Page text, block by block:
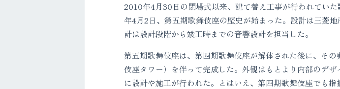
2010年4月30日の閉場式以来、建て替え工事が行われてい
年4月2日、第五期歌舞伎座の歴史が始まった。設計は三菱
計は設計段階から竣工時までの音響設計を担当した。
第五期歌舞伎座は、第四期歌舞伎座が解体された後に、そ
伎座タワー）を伴って完成した。外観はもとより内部のデ
に設計や施工が行われた。とはいえ、第四期歌舞伎座でも